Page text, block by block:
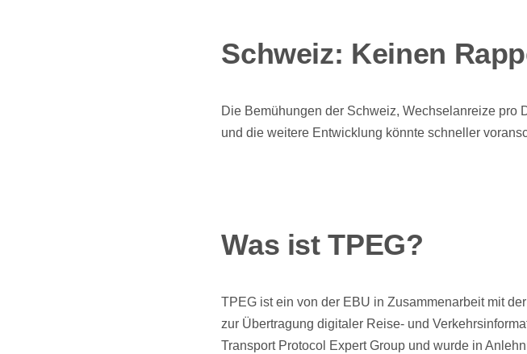
Schweiz: Keinen
Die Bemühungen der Schweiz, Wechselanreize pro
und die weitere Entwicklung könnte schneller
Was ist TPEG?
TPEG ist ein von der EBU in Zusammenarbeit mit
zur Übertragung digitaler Reise- und
Transport Protocol Expert Group und wurde in